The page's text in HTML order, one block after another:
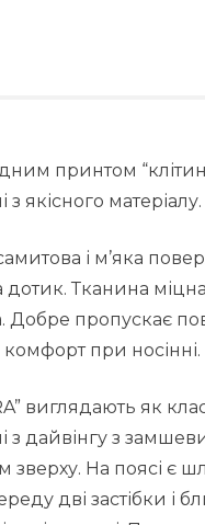
принтом
з якісного матеріалу.
і м’яка
Тканина міцна
Добре пропускає
при носінні.
виглядають як
з дайвінгу з
зверху. На поясі є
дві застібки і